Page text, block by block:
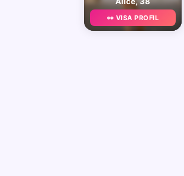
👀 VISA PROFIL